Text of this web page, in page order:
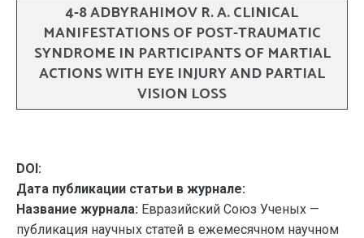
4-8 ADBYRAHIMOV R. A. CLINICAL
MANIFESTATIONS OF POST-TRAUMATIC
SYNDROME IN PARTICIPANTS OF MARTIAL
ACTIONS WITH EYE INJURY AND PARTIAL
VISION LOSS
DOI:
Дата публикации статьи в журнале:
Название журнала: Евразийский Союз Ученых —
публикация научных статей в ежемесячном научном